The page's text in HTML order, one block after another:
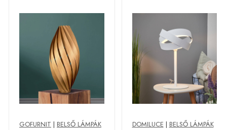
GOFURNIT | BELSŐ LÁMPÁK
DOMILUCE | BELSŐ LÁMPÁK